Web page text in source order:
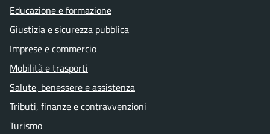
Educazione e formazione
Giustizia e sicurezza pubblica
Imprese e commercio
Mobilità e trasporti
Salute, benessere e assistenza
Tributi, finanze e contravvenzioni
Turismo